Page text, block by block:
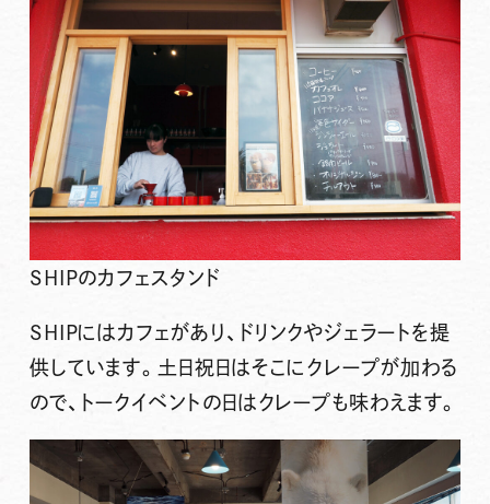
SHIPのカフェスタンド
SHIPにはカフェがあり、ドリンクやジェラートを提
供しています。土日祝日はそこにクレープが加わる
ので、トークイベントの日はクレープも味わえます。